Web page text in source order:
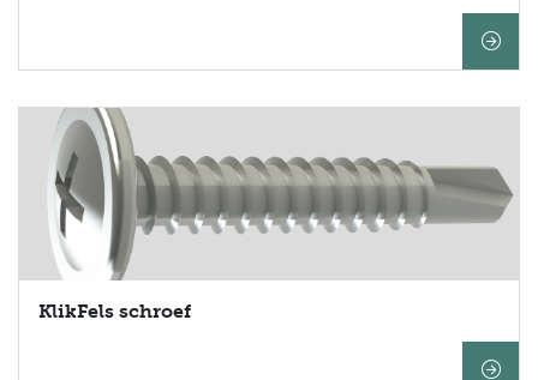
KlikFels schroef